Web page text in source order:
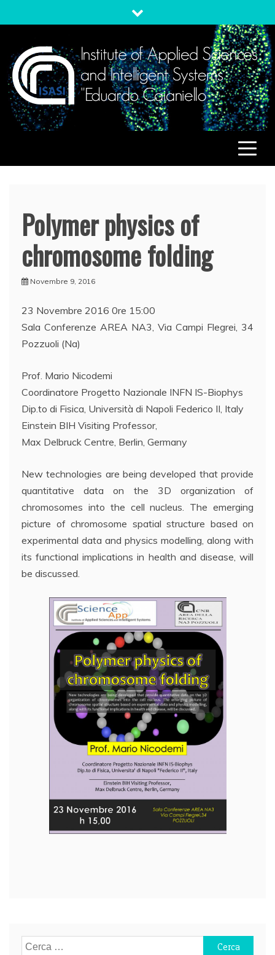
to
ISASIInstitute of Applied Sciences and Intelligent Systems
"Eduardo Caianiello"
Polymer physics of
chromosome folding
Novembre 9, 2016
23 Novembre 2016 0re 15:00
Sala Conferenze AREA NA3, Via Campi Flegrei, 34
Pozzuoli (Na)
Prof. Mario Nicodemi
Coordinatore Progetto Nazionale INFN IS-Biophys
Dip.to di Fisica, Università di Napoli Federico II, Italy
Einstein BIH Visiting Professor,
Max Delbruck Centre, Berlin, Germany
New technologies are being developed that provide
quantitative data on the 3D organization of
chromosomes into the cell nucleus. The emerging
picture of chromosome spatial structure based on
experimental data and physics modelling, along with
its functional implications in health and disease, will
be discussed.
Ricerca